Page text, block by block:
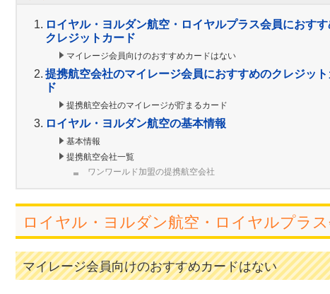
ロイヤル・ヨルダン航空・ロイヤルプラス会員におす
クレジットカード
マイレージ会員向けのおすすめカードはない
提携航空会社のマイレージ会員におすすめのクレジッ
ド
提携航空会社のマイレージが貯まるカード
ロイヤル・ヨルダン航空の基本情報
基本情報
提携航空会社一覧
ワンワールド加盟の提携航空会社
ロイヤル・ヨルダン航空・ロイヤルプラ
マイレージ会員向けのおすすめカードはない